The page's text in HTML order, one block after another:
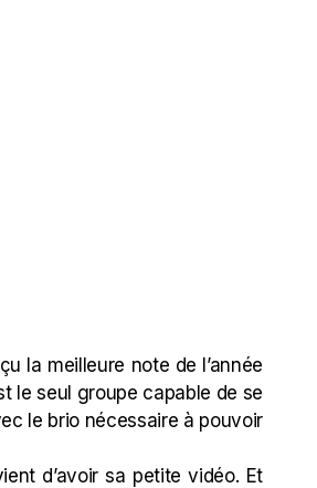
la meilleure note de l’année
le seul groupe capable de se
le brio nécessaire à pouvoir
d’avoir sa petite vidéo. Et